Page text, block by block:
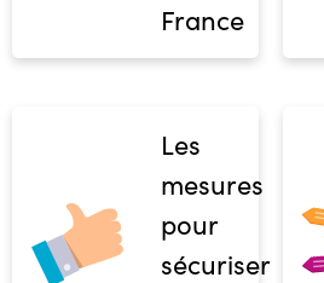
France
Les
mesures
pour
sécuriser